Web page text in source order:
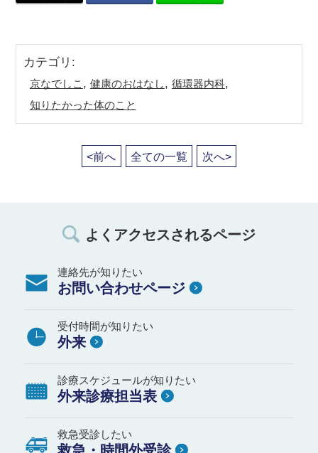
カテゴリ :
京なでしこ , 健康のおはなし, 循環器内科,
知りたかった体のこと
<前へ 全ての一覧 次へ>
よくアクセスされるページ
連絡先が知りたい
お問い合わせページ
受付時間が知りたい
外来
診療スケジュールが知りたい
外来診療担当表
救急受診したい